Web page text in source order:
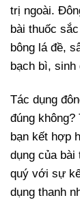
trị ngoài.
bài thuốc
bông lá đề,
bạch bì,
Tác dụng
đúng
bạn kết hợp
dụng của
quý với sự
dụng thanh